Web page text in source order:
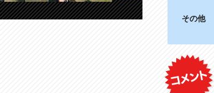
Next その他